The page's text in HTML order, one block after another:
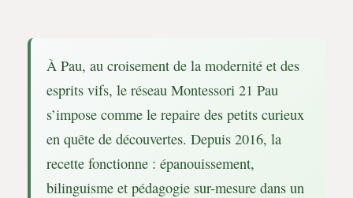
À Pau, au croisement de la modernité et des
esprits vifs, le réseau Montessori 21 Pau
s’impose comme le repaire des petits curieux
en quête de découvertes. Depuis 2016, la
recette fonctionne : épanouissement,
bilinguisme et pédagogie sur-mesure dans un